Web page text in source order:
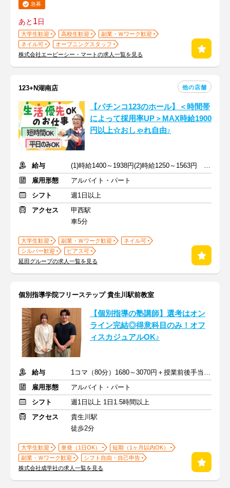
急募
あと 1日
大学生歓迎 高校生歓迎
副業・Ｗワーク歓迎
ネイル可
オープニングスタッフ
株式会社エービーシー・マートの求人一覧を見る
123+N湖南店 他の店舗
【パチンコ123のホール】＜時間帯
によって採用率UP＞MAX時給1900
円以上☆おしゃれ自由♪
給与
(1)時給1400～1938円(2)時給1250～1563円 ※深夜手当含む
雇用形態
アルバイト・パート
シフト
週1日以上
アクセス
甲西駅
車5分
大学生歓迎 副業・Ｗワーク歓迎
ネイル可
シルバー歓迎
ピアス可
延田グループの求人一覧を見る
個別指導学院フリーステップ 貴生川駅前教室
【個別指導の塾講師】選考はオン
ライン完結◎得意科目のみ！オフ
ィスカジュアルOK♪
給与
1コマ（80分）1680～3070円＋授業前後手当500円＋交通費全額支給
雇用形態
アルバイト・パート
シフト
週1日以上 1日1.5時間以上
アクセス
貴生川駅
徒歩2分
大学生歓迎 単発（1日OK）
短期（1ヶ月以内OK）
副業・Ｗワーク歓迎
シフト自由・自己申告
株式会社成学社の求人一覧を見る